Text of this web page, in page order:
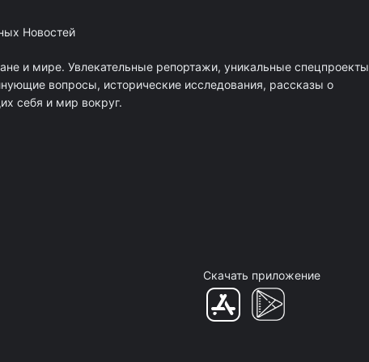
Новостей
и мире. Увлекательные репортажи, уникальные
вопросы, исторические исследования, рассказы о
себя и мир вокруг.
Скачать приложение